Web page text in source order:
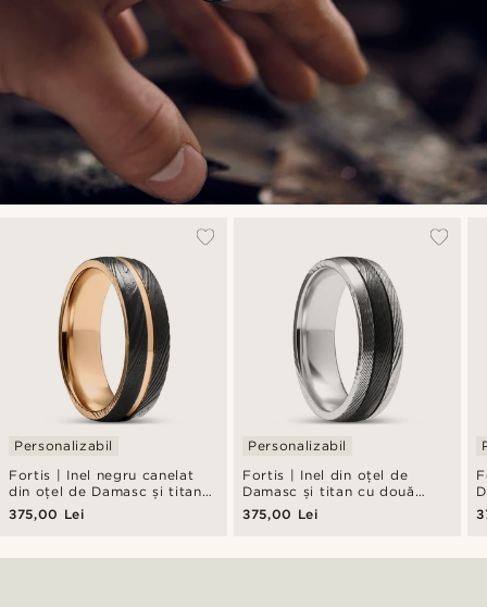
Fortis | Inel negru canelat
din oțel de Damasc și titan
cu nuanțe roz-aurii
Personalizabil
375,00 Lei
Fortis | Inel din oțel de
Damasc și titan cu două
caneluri, negru și argintiu
Personalizabil
375,00 Lei